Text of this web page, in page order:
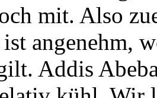
mit. Also
angenehm,
Addis